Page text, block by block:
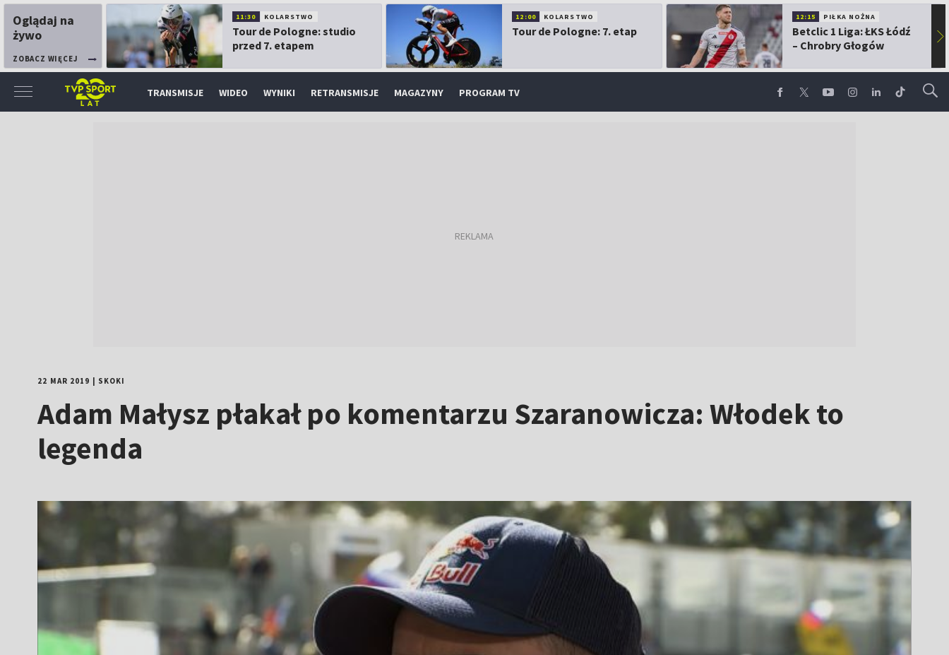
Oglądaj na
żywo
ZOBACZ WIĘCEJ
11:30 KOLARSTWO
Tour de Pologne: studio
przed 7. etapem
12:00 KOLARSTWO
Tour de Pologne: 7. etap
12:15 PIŁKA NOŻNA
Betclic 1 Liga: ŁKS Łódź
– Chrobry Głogów
▶
TRANSMISJE WIDEO WYNIKI RETRANSMISJE MAGAZYNY PROGRAM TV
22 MAR 2019 SKOKI
Adam Małysz płakał po komentarzu Szaranowicza: Włodek to
legenda